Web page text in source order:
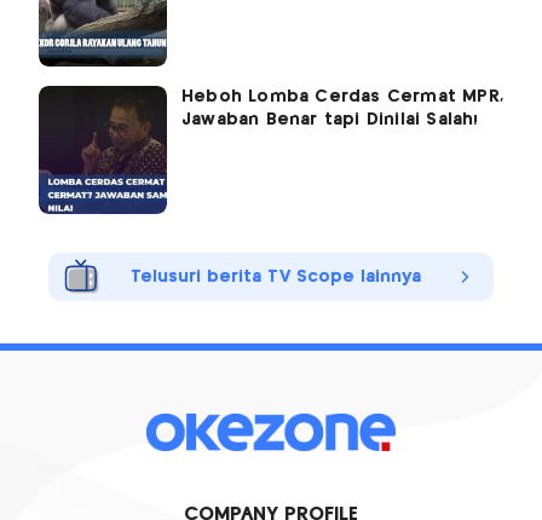
Heboh Lomba Cerdas Cermat MPR,
Jawaban Benar tapi Dinilai Salah!
Telusuri berita TV Scope lainnya